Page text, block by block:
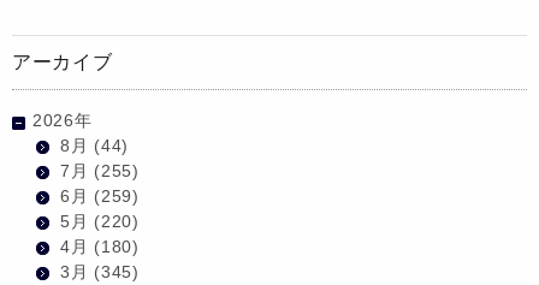
アーカイブ
2026年
8月 (44)
7月 (255)
6月 (259)
5月 (220)
4月 (180)
3月 (345)